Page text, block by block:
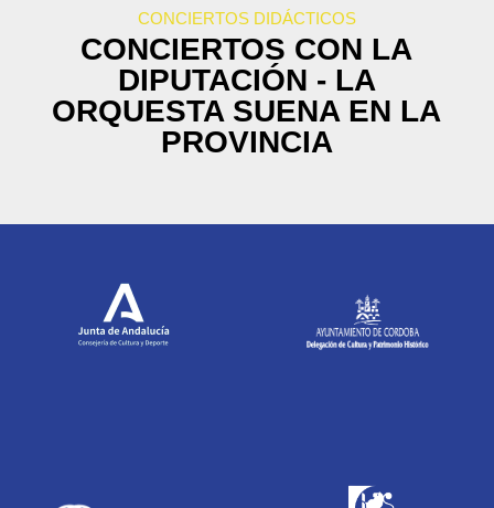
CONCIERTOS DIDÁCTICOS
CONCIERTOS CON LA
DIPUTACIÓN - LA
ORQUESTA SUENA EN LA
PROVINCIA